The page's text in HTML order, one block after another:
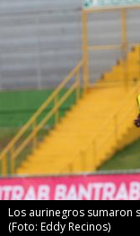
Los aurinegros sumaron
(Foto: Eddy Recinos)